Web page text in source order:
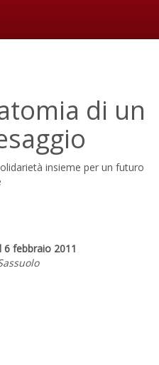
di un
insieme per un futuro
6 febbraio 2011